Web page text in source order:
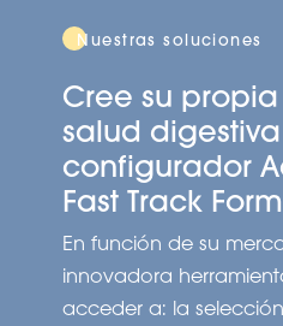
Cree su
salud
configurador
Fast Track
Nuestras soluciones
En función de su
innovadora
acceder a: la